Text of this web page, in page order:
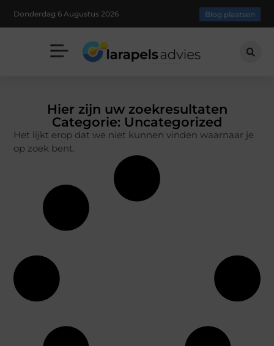
Donderdag 6 Augustus 2026 Blog plaatsen
Hier zijn uw zoekresultaten
Categorie: Uncategorized
Het lijkt erop dat we niet kunnen vinden waarnaar je
op zoek bent.